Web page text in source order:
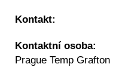
Kontakt:
Kontaktní osoba:
Prague Temp Grafton